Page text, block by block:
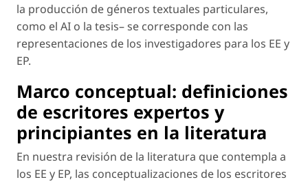
la producción de géneros textuales particulares,
como el AI o la tesis– se corresponde con las
representaciones de los investigadores para los EE y
EP.
Marco conceptual: definiciones
de escritores expertos y
principiantes en la literatura
En nuestra revisión de la literatura que contempla a
los EE y EP, las conceptualizaciones de los escritores